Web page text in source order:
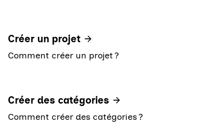
Créer un projet
Comment créer un projet ?
Créer des catégories
Comment créer des catégories ?